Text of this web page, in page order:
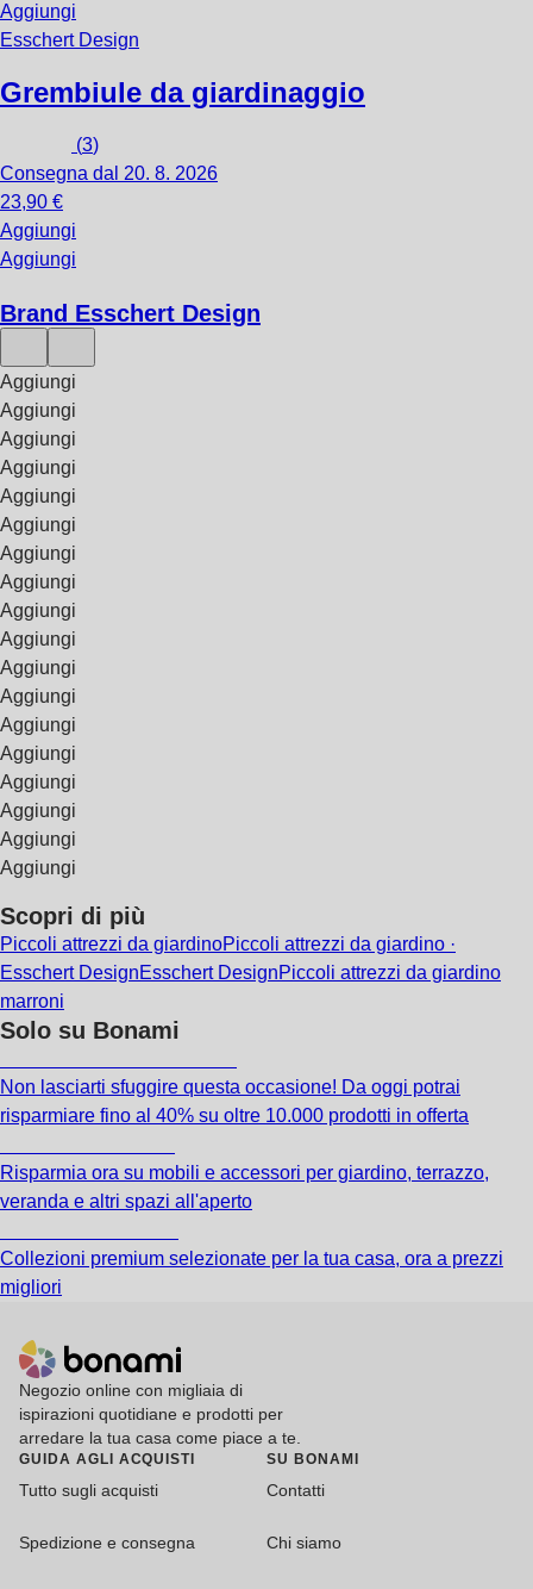
Aggiungi
Esschert Design
Grembiule da giardinaggio
(3)
Consegna dal 20. 8. 2026
23,90 €
Aggiungi
Aggiungi
Brand Esschert Design
Aggiungi
Aggiungi
Aggiungi
Aggiungi
Aggiungi
Aggiungi
Aggiungi
Aggiungi
Aggiungi
Aggiungi
Aggiungi
Aggiungi
Aggiungi
Aggiungi
Aggiungi
Aggiungi
Aggiungi
Aggiungi
Scopri di più
Piccoli attrezzi da giardinoPiccoli attrezzi da giardino ·
Esschert DesignEsschert DesignPiccoli attrezzi da giardino
marroni
Solo su Bonami
Non lasciarti sfuggire questa occasione! Da oggi potrai
risparmiare fino al 40% su oltre 10.000 prodotti in offerta
Risparmia ora su mobili e accessori per giardino, terrazzo,
veranda e altri spazi all'aperto
Collezioni premium selezionate per la tua casa, ora a prezzi
migliori
Negozio online con migliaia di
ispirazioni quotidiane e prodotti per
arredare la tua casa come piace a te.
GUIDA AGLI ACQUISTI
Tutto sugli acquisti
Spedizione e consegna
SU BONAMI
Contatti
Chi siamo